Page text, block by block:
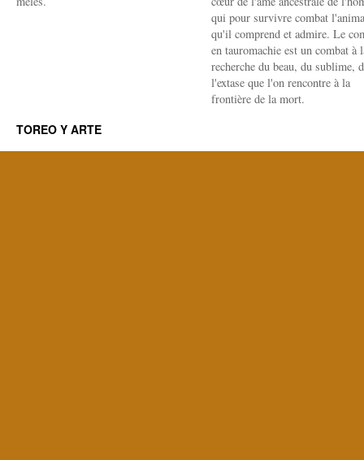
qui pour survivre combat
qu'il comprend et admire. Le
en tauromachie est un combat à
recherche du beau, du sublime,
l'extase que l'on rencontre à la
frontière de la mort.
TOREO Y ARTE